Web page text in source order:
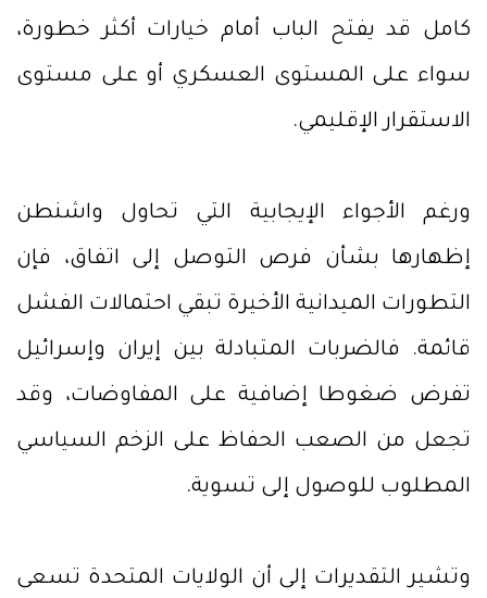
كامل قد يفتح الباب أمام خيارات أكثر خطورة،
سواء على المستوى العسكري أو على مستوى
الاستقرار الإقليمي.
ورغم الأجواء الإيجابية التي تحاول واشنطن
إظهارها بشأن فرص التوصل إلى اتفاق، فإن
التطورات الميدانية الأخيرة تبقي احتمالات الفشل
قائمة. فالضربات المتبادلة بين إيران وإسرائيل
تفرض ضغوطا إضافية على المفاوضات، وقد
تجعل من الصعب الحفاظ على الزخم السياسي
المطلوب للوصول إلى تسوية.
وتشير التقديرات إلى أن الولايات المتحدة تسعى